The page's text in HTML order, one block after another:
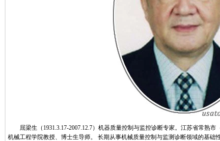
屈梁生（1931.3.17-2007.12.7）机器质量控制与监控诊断专家。江苏省常熟市
机械工程学院教授、博士生导师。 长期从事机械质量控制与监测诊断领域的基础